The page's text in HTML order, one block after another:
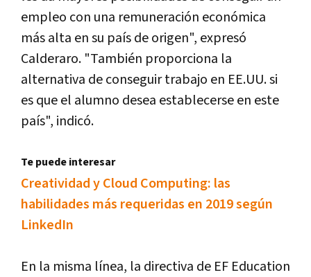
empleo con una remuneración económica
más alta en su país de origen", expresó
Calderaro. "También proporciona la
alternativa de conseguir trabajo en EE.UU. si
es que el alumno desea establecerse en este
país", indicó.
Te puede interesar
Creatividad y Cloud Computing: las
habilidades más requeridas en 2019 según
LinkedIn
En la misma línea, la directiva de EF Education